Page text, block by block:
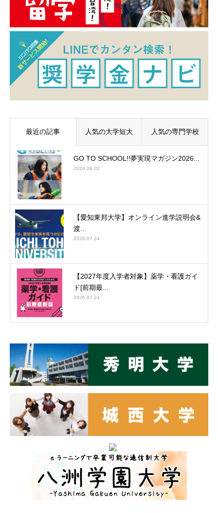
最近の記事 人気の大学短大 人気の専門学校
GO TO SCHOOL!!夢実現マガジン2026...
2026.08.02
【愛知東邦大学】オンライン進学説明会&
渡...
2026.07.24
【2027年度入学者対象】薬学・看護ガイ
ド[前期最...
2026.07.24